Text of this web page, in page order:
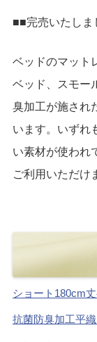
■■完売いたしま
ベッドのマット
ベッド、スモー
臭加工が施され
います。いずれ
い素材が使われ
ご利用いただけ
ショート180cm
抗菌防臭加工平